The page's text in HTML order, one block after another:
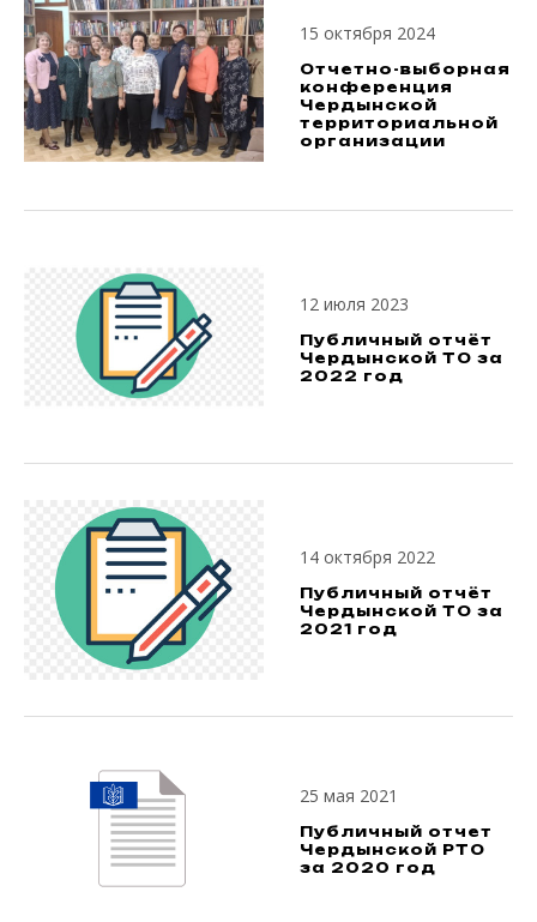
15 октября 2024
Отчетно-выборная
конференция
Чердынской
территориальной
организации
12 июля 2023
Публичный отчёт
Чердынской ТО за
2022 год
14 октября 2022
Публичный отчёт
Чердынской ТО за
2021 год
25 мая 2021
Публичный отчет
Чердынской РТО
за 2020 год